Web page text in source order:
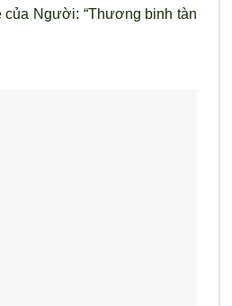
của Người: “Thương binh tàn